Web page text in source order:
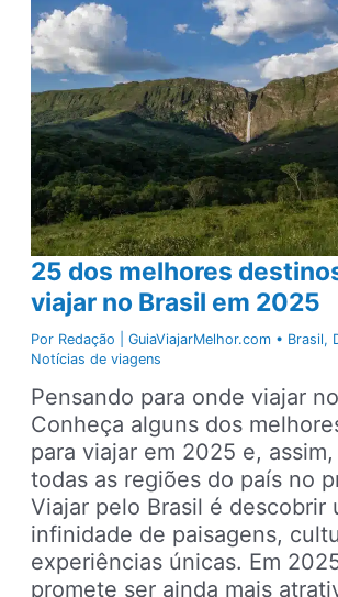
em
Minas
Gerais
para
ir
com
a
família
25 dos melhores
viajar no Brasil em 2025
Por Redação | GuiaViajarMelhor.com • Brasil,
Notícias de viagens
Pensando para onde viajar
Conheça alguns dos
para viajar em 2025 e,
todas as regiões do país no
Viajar pelo Brasil é descobrir
infinidade de paisagens,
experiências únicas. Em
promete ser ainda mais